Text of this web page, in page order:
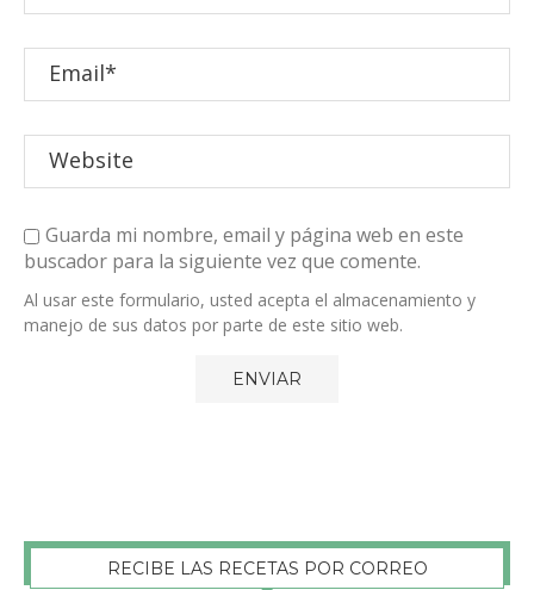
Guarda mi nombre, email y página web en este
buscador para la siguiente vez que comente.
Al usar este formulario, usted acepta el almacenamiento y
manejo de sus datos por parte de este sitio web.
RECIBE LAS RECETAS POR CORREO